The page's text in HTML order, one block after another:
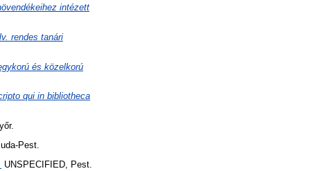
intézett
rendes tanári
és közelkorú
qui in bibliotheca
Pest.
UNSPECIFIED, Pest.